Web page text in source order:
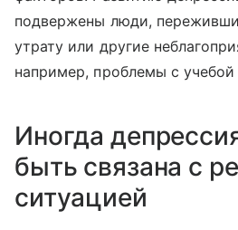
подвержены люди,
утрату или другие
например, проблемы с
Иногда
быть связана с
ситуацией